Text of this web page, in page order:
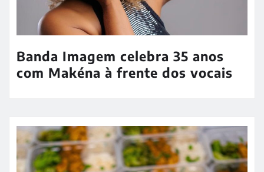
Banda Imagem celebra 35 anos
com Makéna à frente dos vocais